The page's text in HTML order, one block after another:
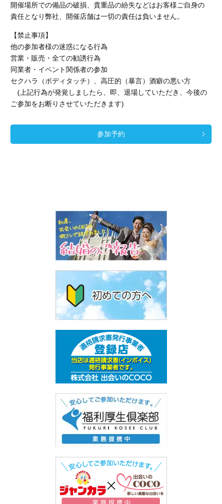
開催場所での備品の破損、貴重品の紛失などはお客様ご自身の
責任となり弊社、開催店舗は一切の責任は負いません。
【禁止事項】
他の参加者様の迷惑になる行為
営業・販売・全ての勧誘行為
同業者・イベント関係者の参加
セクハラ（ボディタッチ）、高圧的（暴言）酒癖の悪い方
(上記行為が発覚しましたら、即、退場していただき、今後の
ご参加をお断りさせていただきます)
参加予約